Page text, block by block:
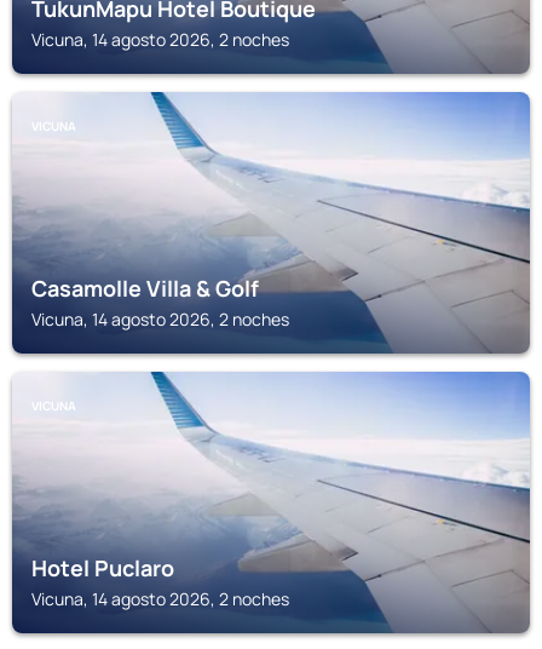
TukunMapu Hotel Boutique
Vicuna, 14 agosto 2026, 2 noches
VICUNA
Casamolle Villa & Golf
Vicuna, 14 agosto 2026, 2 noches
VICUNA
Hotel Puclaro
Vicuna, 14 agosto 2026, 2 noches